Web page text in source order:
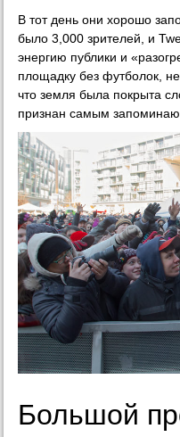
В тот день они хорошо
было 3,000 зрителей, и
энергию публики и
площадку без футболок,
что земля была покрыта
признан самым
Большой